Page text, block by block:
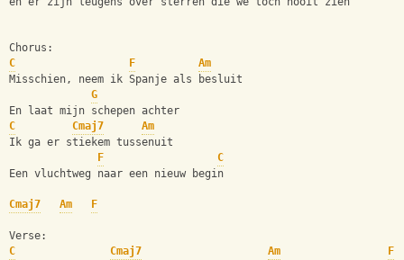
Chorus:
C
F
Am
Misschien, neem ik Spanje als besluit
G
En laat mijn schepen achter
C
Cmaj7
Am
Ik ga er stiekem tussenuit
F
C
Een vluchtweg naar een nieuw begin
Cmaj7 Am F
Verse:
C
Cmaj7 Am
F